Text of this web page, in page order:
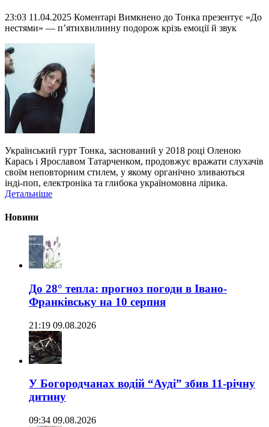
23:03 11.04.2025 Коментарі Вимкнено до Тонка презентує «До
нестями» — п’ятихвилинну подорож крізь емоції й звук
Український гурт Тонка, заснований у 2018 році Оленою
Карась і Ярославом Татарченком, продовжує вражати слухачів
своїм неповторним стилем, у якому органічно зливаються
інді-поп, електроніка та глибока україномовна лірика.
Детальніше
Новини
До 28° тепла: прогноз погоди в Івано-
Франківську на 10 серпня
21:19 09.08.2026
У Богородчанах водій “Ауді” збив 11-річну
дитину
09:34 09.08.2026